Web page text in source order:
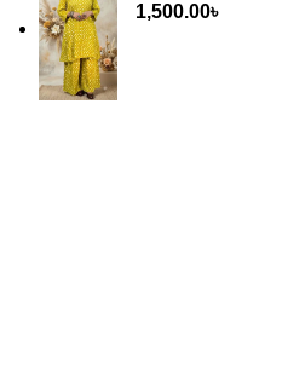
1,500.00৳